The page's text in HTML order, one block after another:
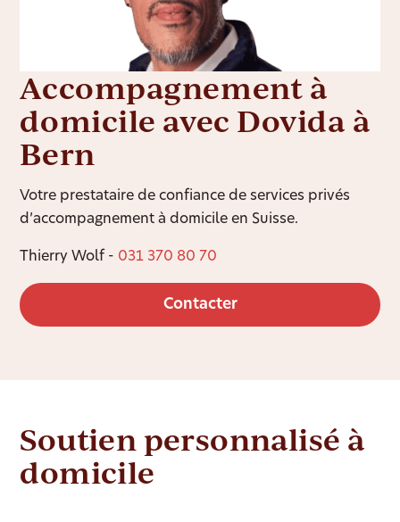
Accompagnement à
domicile avec Dovida à
Bern
Votre prestataire de confiance de services privés
d’accompagnement à domicile en Suisse.
Thierry Wolf - 031 370 80 70
Contacter
Soutien personnalisé à
domicile